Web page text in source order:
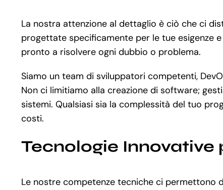
La nostra attenzione al dettaglio è ciò che ci
progettate specificamente per le tue esigenze
pronto a risolvere ogni dubbio o problema.
Siamo un team di sviluppatori competenti,
Non ci limitiamo alla creazione di software;
sistemi. Qualsiasi sia la complessità del tuo
costi.
Tecnologie Innovative
Le nostre competenze tecniche ci permettono